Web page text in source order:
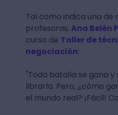
Tal como indica una de
profesoras, Ana Belén
curso de Taller de
negociación:
"Toda batalla se gana
librarla. Pero, ¿cómo
el mundo real? ¡Fácil!